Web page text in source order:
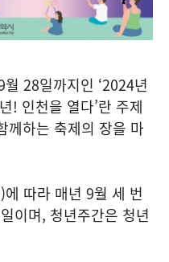
28일까지인 ‘2024년
! 인천을 열다’란 주제
께하는 축제의 장을 마
따라 매년 9월 세 번
이며, 청년주간은 청년